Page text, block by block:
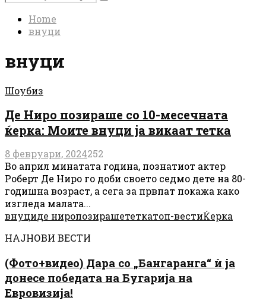
for:
Search
Home
внуци
внуци
Шоубиз
Де Ниро позираше со 10-месечната
ќерка: Моите внуци ја викаат тетка
8 февруари, 2024252
Во април минатата година, познатиот актер
Роберт Де Ниро го доби своето седмо дете на 80-
годишна возраст, а сега за првпат покажа како
изгледа малата...
внуциде ниропозирашететкатоп-вестиЌерка
НАЈНОВИ ВЕСТИ
(Фото+видео) Дара со „Бангаранга“ ѝ ја
донесе победата на Бугарија на
Евровизија!